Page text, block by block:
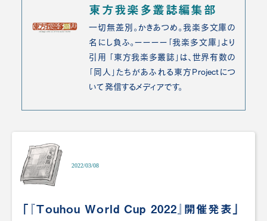
東方我楽多叢誌編集部
一切無差別。かきあつめ。我楽多文庫の
名にし負ふ。ーーーー「我楽多文庫」より
引用 「東方我楽多叢誌」は、世界有数の
「同人」たちがあふれる東方Projectにつ
いて発信するメディアです。
2022/03/08
「『Touhou World Cup 2022』開催発表」